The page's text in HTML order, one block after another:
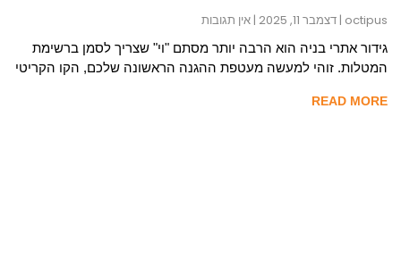
octipus דצמבר 11, 2025 אין תגובות
גידור אתרי בניה הוא הרבה יותר מסתם "וי" שצריך לסמן ברשימת
המטלות. זוהי למעשה מעטפת ההגנה הראשונה שלכם, הקו הקריטי
READ MORE